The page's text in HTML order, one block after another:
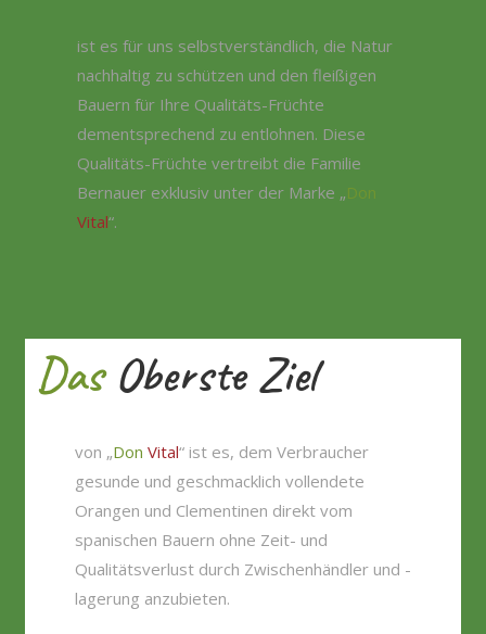
ist es für uns selbstverständlich, die Natur
nachhaltig zu schützen und den fleißigen
Bauern für Ihre Qualitäts-Früchte
dementsprechend zu entlohnen. Diese
Qualitäts-Früchte vertreibt die Familie
Bernauer exklusiv unter der Marke „Don
Vital“.
DasOberste Ziel
von „Don Vital“ ist es, dem Verbraucher
gesunde und geschmacklich vollendete
Orangen und Clementinen direkt vom
spanischen Bauern ohne Zeit- und
Qualitätsverlust durch Zwischenhändler und -
lagerung anzubieten.